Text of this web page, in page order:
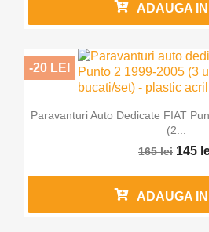
ADAUGA
Paravanturi Auto Dedicate FIAT
(2...
165 lei 145
-20 LEI
ADAUGA
Intra in cont
Trebuie sa fi logat in contul de